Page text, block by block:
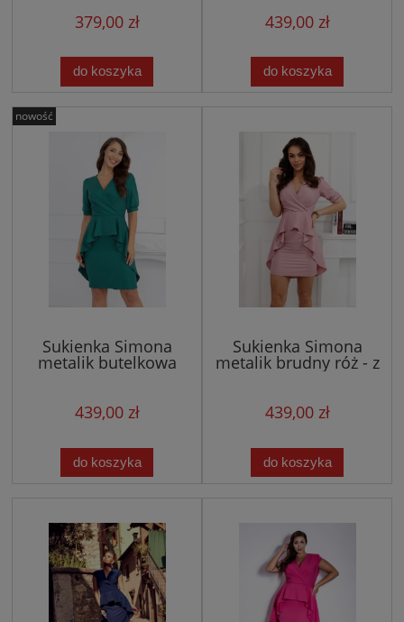
379,00 zł
do koszyka
rękawkiem
439,00 zł
do koszyka
Sukienka Simona
metalik butelkowa
439,00 zł
do koszyka
nowość
Sukienka Simona
metalik brudny róż - z
baskinką i krótkim
439,00 zł
do koszyka